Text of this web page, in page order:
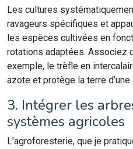
Les cultures
ravageurs spécifiques et
les espèces cultivées en
rotations adaptées. Associez
exemple, le trèfle en
azote et protège la terre
3. Intégrer les
systèmes agricoles
L'agroforesterie, que je